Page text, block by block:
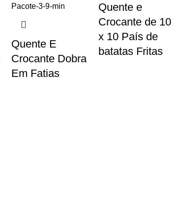
Quente E
Crocante Dobra
Em Fatias
Quente e
Crocante de 10
x 10 País de
batatas Fritas